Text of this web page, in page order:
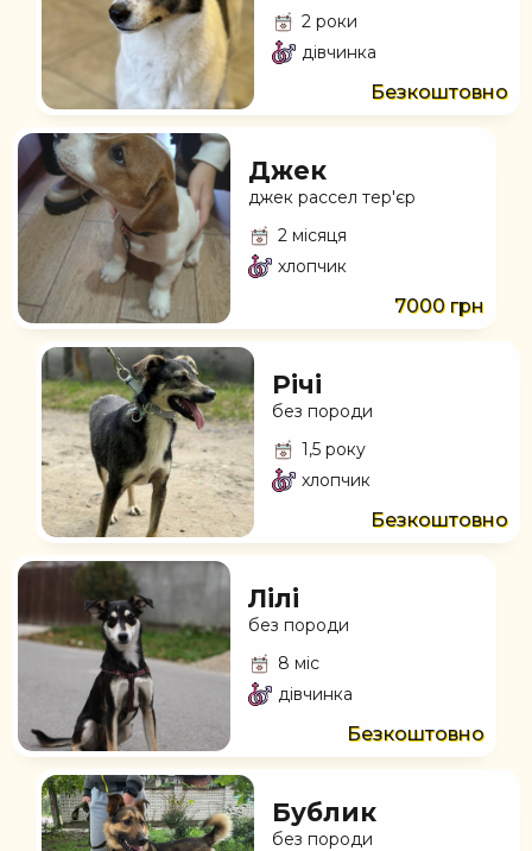
2 роки
дівчинка
Безкоштовно
Джек
джек рассел тер'єр
2 місяця
хлопчик
7000 грн
Річі
без породи
1,5 року
хлопчик
Безкоштовно
Лілі
без породи
8 міс
дівчинка
Безкоштовно
Бублик
без породи